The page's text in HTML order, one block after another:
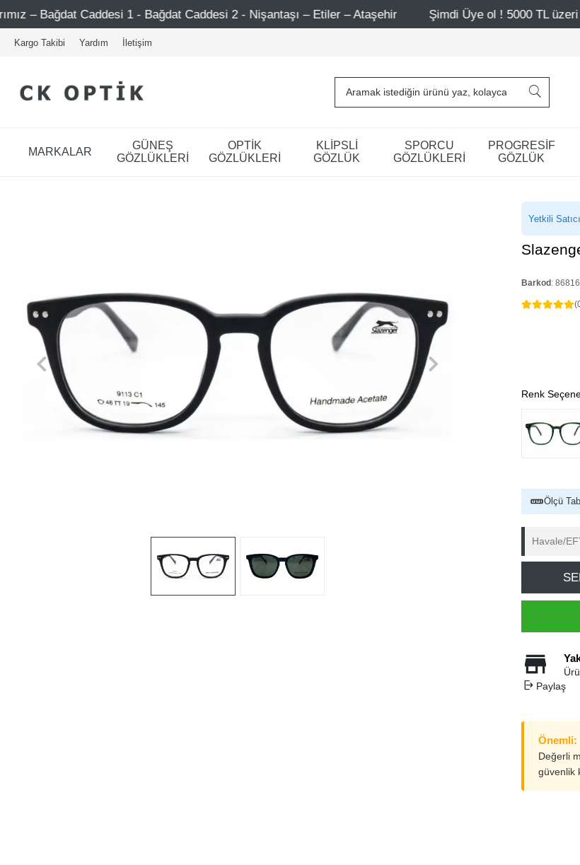
1 - Bağdat Caddesi 2 - Nişantaşı – Etiler – Ataşehir Şimdi Üye ol ! 5000 TL üzeri ilk
Kargo Takibi Yardım İletişim
MARKALAR
GÜNEŞ
GÖZLÜKLERİ
OPTİK
GÖZLÜKLERİ
KLİPSLİ
GÖZLÜK
SPORCU
GÖZLÜKLERİ
PROGRESİF
GÖZLÜK
Yetkili Satıcı
Barkod :
Renk
Ölçü
Havale/
Paylaş
Önemli:
Değerli
güvenlik